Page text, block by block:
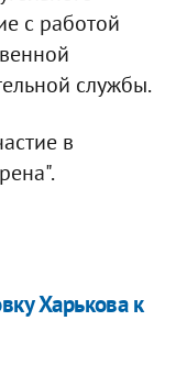
с работой
службы.
в
Харькова к